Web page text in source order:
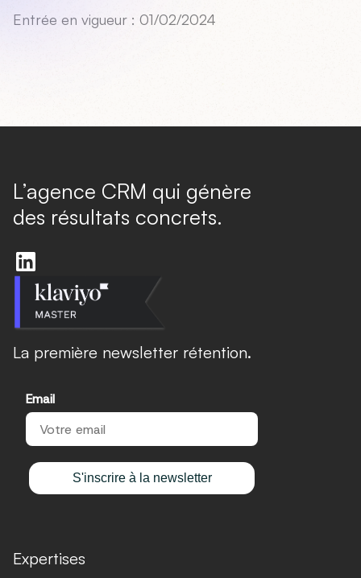
Entrée en vigueur : 01/02/2024
L’agence CRM qui génère
des résultats concrets.
La première newsletter rétention.
Email
S'inscrire à la newsletter
Expertises